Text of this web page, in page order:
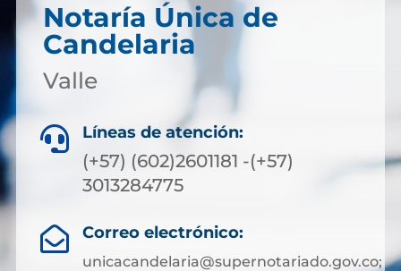
Notaría Única de
Candelaria
Valle
 Líneas de atención:
(+57) (602)2601181 -(+57)
3013284775
 Correo electrónico:
unicacandelaria@supernotariado.gov.co;